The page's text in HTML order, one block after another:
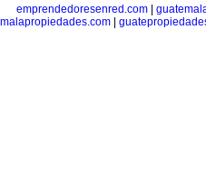
emprendedoresenred.com|
|